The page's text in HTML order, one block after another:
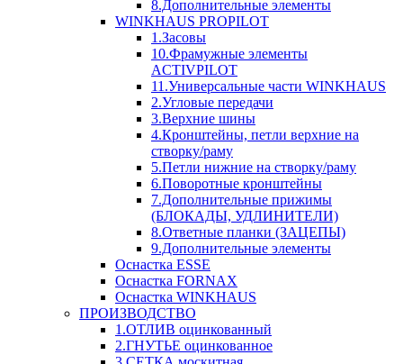
8.Дополнительные элементы
WINKHAUS PROPILOT
1.Засовы
10.Фрамужные элементы
ACTIVPILOT
11.Универсальные части WINKHAUS
2.Угловые передачи
3.Верхние шины
4.Кронштейны, петли верхние на
створку/раму
5.Петли нижние на створку/раму
6.Поворотные кронштейны
7.Дополнительные прижимы
(БЛОКАДЫ, УДЛИНИТЕЛИ)
8.Ответные планки (ЗАЦЕПЫ)
9.Дополнительные элементы
Оснастка ESSE
Оснастка FORNAX
Оснастка WINKHAUS
ПРОИЗВОДСТВО
1.ОТЛИВ оцинкованный
2.ГНУТЬЕ оцинкованное